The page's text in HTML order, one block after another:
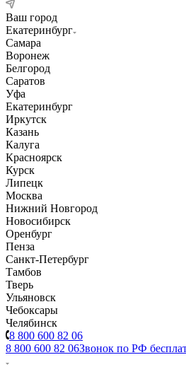
Ваш город
Екатеринбург
Самара
Воронеж
Белгород
Саратов
Уфа
Екатеринбург
Иркутск
Казань
Калуга
Красноярск
Курск
Липецк
Москва
Нижний Новгород
Новосибирск
Оренбург
Пенза
Санкт-Петербург
Тамбов
Тверь
Ульяновск
Чебоксары
Челябинск
8 800 600 82 06
8 800 600 82 06Звонок по РФ